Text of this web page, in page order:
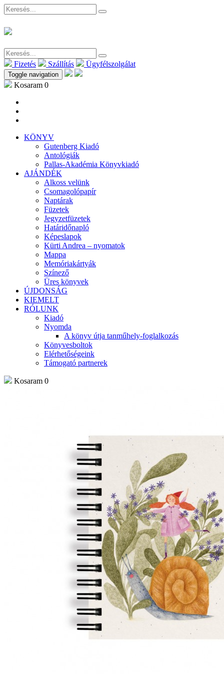
Fizetés Szállítás Ügyfélszolgálat
Toggle navigation
Kosaram 0
KÖNYV
Gutenberg Kiadó
Antológiák
Pallas-Akadémia Könyvkiadó
AJÁNDÉK
Alkoss velünk
Csomagolópapír
Naptárak
Füzetek
Jegyzetfüzetek
Határidőnapló
Képeslapok
Kürti Andrea – nyomatok
Mappa
Memóriakártyák
Színező
Üres könyvek
ÚJDONSÁG
KIEMELT
RÓLUNK
Kiadó
Nyomda
A könyv útja tanműhely-foglalkozás
Könyvesboltok
Elérhetőségeink
Támogató partnerek
Kosaram 0